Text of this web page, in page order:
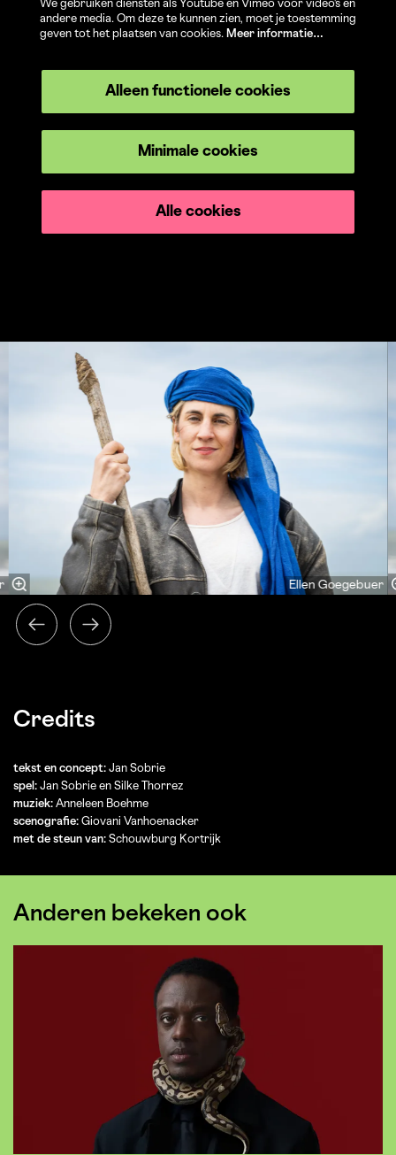
We gebruiken diensten als Youtube en Vimeo voor video's en
andere media. Om deze te kunnen zien, moet je toestemming
geven tot het plaatsen van cookies. Meer informatie…
Alleen functionele cookies
Minimale cookies
Alle cookies
Ellen Goegebuer
Credits
tekst en concept: Jan Sobrie
spel: Jan Sobrie en Silke Thorrez
muziek: Anneleen Boehme
scenografie: Giovani Vanhoenacker
met de steun van: Schouwburg Kortrijk
Anderen bekeken ook